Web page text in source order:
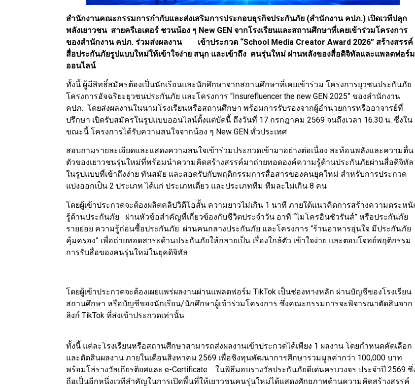
สำนักงานคณะกรรมการกำกับและส่งเสริมการประกอบธุรกิจประกันภัย (สำนักงาน คปภ.) เปิดเวทีปลุก
พลังเยาวชน สายครีเอเตอร์ ชวนน้อง ๆ New GEN จากโรงเรียนและสถานศึกษาที่เคยเข้าร่วมโครงการ
ของสำนักงาน คปภ. ร่วมส่งผลงาน เข้าประกวด “School Media Creator Award 2026” สร้างสรรค์
สื่อประกันภัยรูปแบบใหม่ให้เข้าใจง่าย สนุก และเข้าถึง คนรุ่นใหม่ ผ่านพลังของสื่อดิจิทัลและแพลตฟอร์ม
ออนไลน์
ทั้งนี้ ผู้มีสิทธิ์สมัครต้องเป็นนักเรียนและนักศึกษาจากสถานศึกษาที่เคยเข้าร่วม โครงการยุวชนประกันภัย
โครงการอัจฉริยะยุวชนประกันภัย และโครงการ “Insurefluencer the new GEN 2025” ของสำนักงาน
คปภ. โดยส่งผลงานในนามโรงเรียนหรือสถานศึกษา พร้อมการรับรองจากผู้อำนวยการหรืออาจารย์ที่
ปรึกษา เปิดรับสมัครในรูปแบบออนไลน์ตั้งแต่บัดนี้ ถึงวันที่ 17 กรกฎาคม 2569 จนถึงเวลา 16.30 น. ซึ่งใน
ขณะนี้ โครงการได้รับความสนใจจากน้อง ๆ New GEN ทั่วประเทศ
สอบถามรายละเอียดและแสดงความสนใจเข้าร่วมประกวดเข้ามาอย่างต่อเนื่อง สะท้อนพลังและความตื่น
ตัวของเยาวชนรุ่นใหม่ที่พร้อมนำความคิดสร้างสรรค์มาถ่ายทอดองค์ความรู้ด้านประกันภัยผ่านสื่อดิจิทัล
ในรูปแบบที่เข้าถึงง่าย ทันสมัย และสอดรับกับพฤติกรรมการสื่อสารของคนยุคใหม่ สำหรับการประกวด
แบ่งออกเป็น 2 ประเภท ได้แก่ ประเภทเดี่ยว และประเภททีม ทีมละไม่เกิน 8 คน
โดยผู้เข้าประกวดจะต้องผลิตคลิปวิดีโอสั้น ความยาวไม่เกิน 1 นาที ภายใต้แนวคิดการสร้างความตระหนั
รู้ด้านประกันภัย ผ่านหัวข้อสำคัญที่เกี่ยวข้องกับชีวิตประจำวัน อาทิ “ไมโครอินชัวรันส์” หรือประกันภัย
รายย่อย ความรู้ก่อนซื้อประกันภัย ผ่านคนกลางประกันภัย และโครงการ “ร้านอาหารอุ่นใจ มีประกันภัย
คุ้มครอง” เพื่อถ่ายทอดสาระด้านประกันภัยให้กลายเป็น เรื่องใกล้ตัว เข้าใจง่าย และตอบโจทย์พฤติกรรม
การรับสื่อของคนรุ่นใหม่ในยุคดิจิทัล
โดยผู้เข้าประกวดจะต้องเผยแพร่ผลงานผ่านแพลตฟอร์ม TikTok เป็นช่องทางหลัก ผ่านบัญชีของโรงเรียน
สถานศึกษา หรือบัญชีของนักเรียน/นักศึกษาผู้เข้าร่วมโครงการ ซึ่งคณะกรรมการจะพิจารณาตัดสินจาก
ลิงก์ TikTok ที่ส่งเข้าประกวดเท่านั้น
ทั้งนี้ แต่ละโรงเรียนหรือสถานศึกษาสามารถส่งผลงานเข้าประกวดได้เพียง 1 ผลงาน โดยกำหนดคัดเลือก
และตัดสินผลงาน ภายในเดือนสิงหาคม 2569 เพื่อชิงทุนพัฒนาการศึกษารวมมูลค่ากว่า 100,000 บาท
พร้อมโล่รางวัลเกียรติยศและ e-Certificate ในพิธีมอบรางวัลประกันภัยดีเด่นครบวงจร ประจำปี 2569 ซึ่
ถือเป็นอีกหนึ่งเวทีสำคัญในการเปิดพื้นที่ให้เยาวชนคนรุ่นใหม่ได้แสดงศักยภาพด้านความคิดสร้างสรรค์